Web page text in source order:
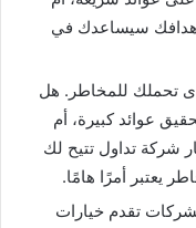
سيساعدك في
تحملك للمخاطر. هل
عوائد كبيرة، أم
شركة تداول تتيح لك
يعتبر أمرًا هامًا.
تقدم خيارات